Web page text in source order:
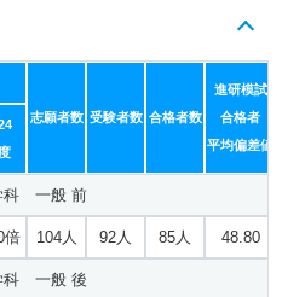
56.10
教育コース 推薦 推薦Ⅰ実技型技術
2人 2人 2人 －
教育コース 推薦 推薦Ⅰ実技型音楽
6人
教育コース 推薦 推薦Ⅰ嶺南地域枠
倍 22人
推薦型Ⅰ
倍 75人 75人 28人 －
志願者数 受験者数 合格者数
進研模試
合格者
平均偏差値
科 一般 前
倍 104人 92人 85人 48.80
科 一般 後